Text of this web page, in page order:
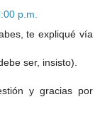
p.m.
te expliqué vía
ser, insisto).
y gracias por